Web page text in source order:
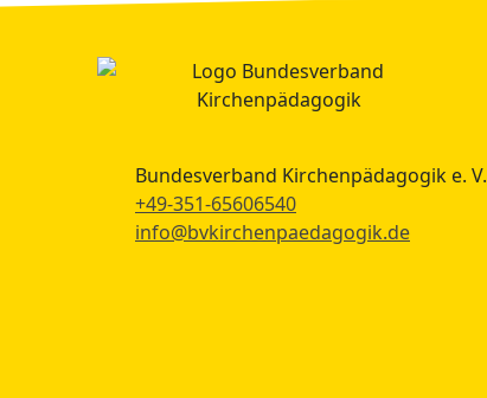
Bundesverband Kirchenpädagogik e. V.
+49-351-65606540
info@bvkirchenpaedagogik.de